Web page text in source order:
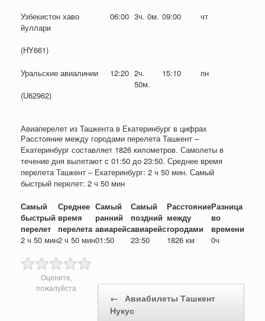
Узбекистон хаво
йуллари
(HY661)
06:00 3ч. 0м. 09:00 чт
Уральские авиалинии
(U62962)
12:20 2ч.
50м.
15:10 пн
Авиаперелет из Ташкента в Екатеринбург в цифрах
Расстояние между городами перелета Ташкент –
Екатеринбург составляет 1826 километров. Самолеты в
течение дня вылетают с 01:50 до 23:50. Среднее время
перелета Ташкент – Екатеринбург: 2 ч 50 мин. Самый
быстрый перелет: 2 ч 50 мин
Самый
быстрый
перелет
Среднее
время
перелета
Самый
ранний
авиарейс
Самый
поздний
авиарейс
Расстояние
между
городами
Разница
во
времени
2 ч 50 мин2 ч 50 мин01:50 23:50 1826 км 0ч
Оцените,
пожалуйста
Post navigation
← Авиабилеты Ташкент
Нукус